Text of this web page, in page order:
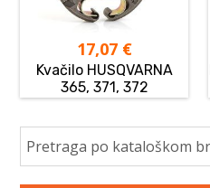
17,07 €
Kvačilo HUSQVARNA
365, 371, 372